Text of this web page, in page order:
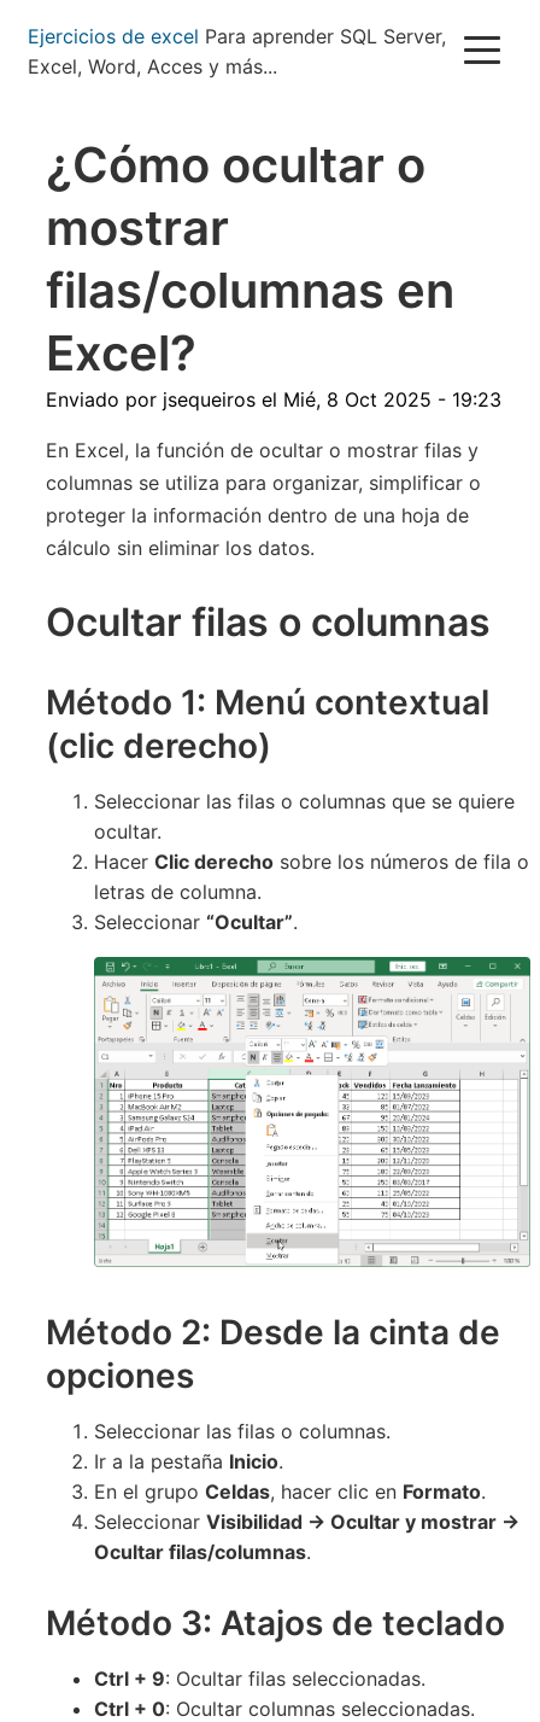
Pasar
contenido
Ejercicios de excel Para aprender SQL Server,
Excel, Word, Acces y más...
¿Cómo ocultar o
mostrar
filas/columnas en
Excel?
Enviado por jsequeiros el Mié, 8 Oct 2025 - 19:23
En Excel, la función de ocultar o mostrar filas y
columnas se utiliza para organizar, simplificar o
proteger la información dentro de una hoja de
cálculo sin eliminar los datos.
Ocultar filas o columnas
Método 1: Menú contextual
(clic derecho)
Seleccionar las filas o columnas que se quiere
ocultar.
Hacer Clic derecho sobre los números de fila o
letras de columna.
Seleccionar “Ocultar”.
Método 2: Desde la cinta de
opciones
Seleccionar las filas o columnas.
Ir a la pestaña Inicio.
En el grupo Celdas, hacer clic en Formato.
Seleccionar Visibilidad → Ocultar y mostrar →
Ocultar filas/columnas.
Método 3: Atajos de teclado
Ctrl + 9: Ocultar filas seleccionadas.
Ctrl + 0: Ocultar columnas seleccionadas.